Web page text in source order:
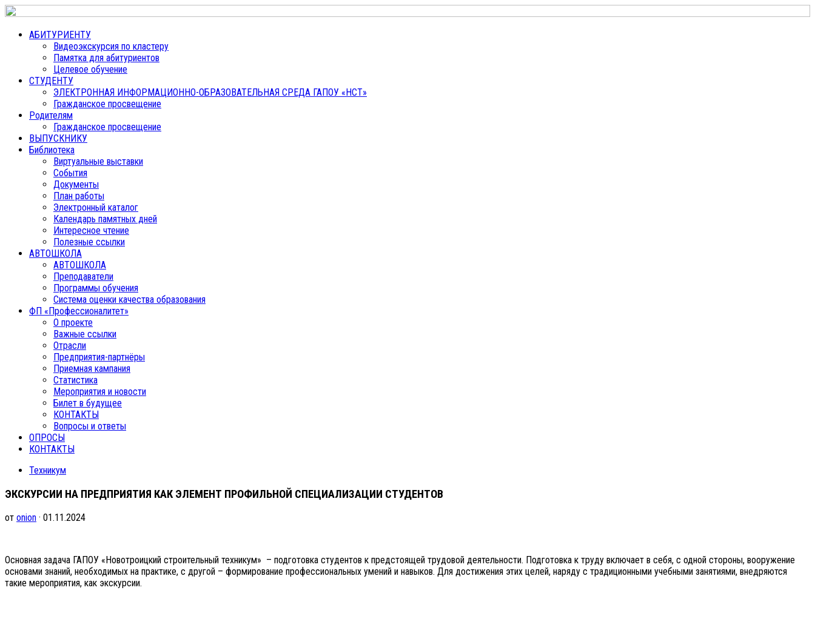
АБИТУРИЕНТУ
Видеоэкскурсия по кластеру
Памятка для абитуриентов
Целевое обучение
СТУДЕНТУ
ЭЛЕКТРОННАЯ ИНФОРМАЦИОННО-ОБРАЗОВАТЕЛЬНАЯ СРЕДА ГАПОУ «НСТ»
Гражданское просвещение
Родителям
Гражданское просвещение
ВЫПУСКНИКУ
Библиотека
Виртуальные выставки
События
Документы
План работы
Электронный каталог
Календарь памятных дней
Интересное чтение
Полезные ссылки
АВТОШКОЛА
АВТОШКОЛА
Преподаватели
Программы обучения
Система оценки качества образования
ФП «Профессионалитет»
О проекте
Важные ссылки
Отрасли
Предприятия-партнёры
Приемная кампания
Статистика
Мероприятия и новости
Билет в будущее
КОНТАКТЫ
Вопросы и ответы
ОПРОСЫ
КОНТАКТЫ
Техникум
ЭКСКУРСИИ НА ПРЕДПРИЯТИЯ КАК ЭЛЕМЕНТ ПРОФИЛЬНОЙ СПЕЦИАЛИЗАЦИИ СТУДЕНТОВ
от onion · 01.11.2024
Основная задача ГАПОУ «Новотроицкий строительный техникум» – подготовка студентов к предстоящей трудовой деятельности. Подготовка к труду включает в себя, с одной стороны, вооружение
основами знаний, необходимых на практике, с другой – формирование профессиональных умений и навыков. Для достижения этих целей, наряду с традиционными учебными занятиями, внедряются
такие мероприятия, как экскурсии.